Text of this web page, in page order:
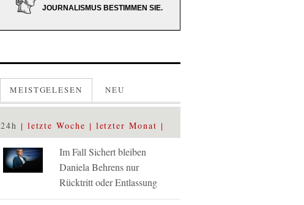
JOURNALISMUS BESTIMMEN SIE.
MEISTGELESEN NEU
24h letzte Woche letzter Monat
Im Fall Sichert bleiben
Daniela Behrens nur
Rücktritt oder Entlassung